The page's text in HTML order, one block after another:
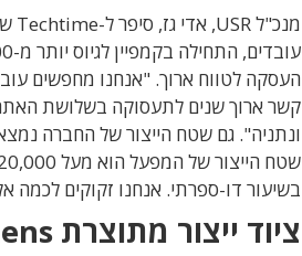
העסקה לטווח ארוך. "אנחנו מחפשים
קשר ארוך שנים לתעסוקה בשלושת
ונתניה". גם שטח הייצור של החברה
בשיעור דו-ספרתי. אנחנו זקוקים לכמה
ציוד ייצור מתוצרת Siemens ו-